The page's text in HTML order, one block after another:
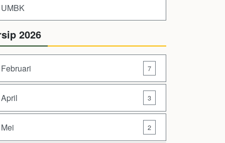
UMBK
2026
Februari 7
April 3
Mei 2